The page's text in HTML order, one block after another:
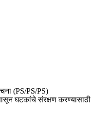
(PS/PS/PS)
घटकांचे संरक्षण